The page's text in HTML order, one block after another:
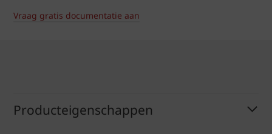
Vraag gratis documentatie aan
Producteigenschappen